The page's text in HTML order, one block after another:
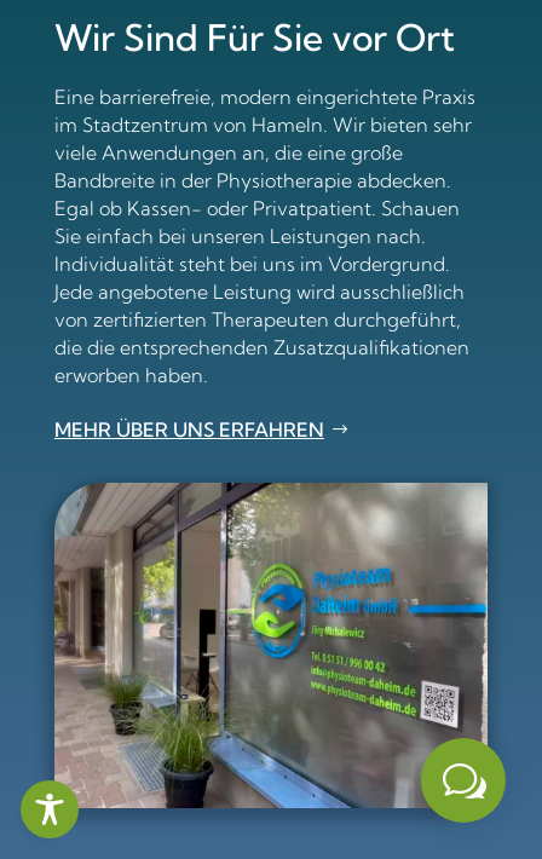
w





Wir Sind Für Sie vor Ort
Eine barrierefreie, modern eingerichtete Praxis
im Stadtzentrum von Hameln. Wir bieten sehr
viele Anwendungen an, die eine große
Bandbreite in der Physiotherapie abdecken.
Egal ob Kassen- oder Privatpatient. Schauen
Sie einfach bei unseren Leistungen nach.
Individualität steht bei uns im Vordergrund.
Jede angebotene Leistung wird ausschließlich
von zertifizierten Therapeuten durchgeführt,
die die entsprechenden Zusatzqualifikationen
erworben haben.
MEHR ÜBER UNS ERFAHREN